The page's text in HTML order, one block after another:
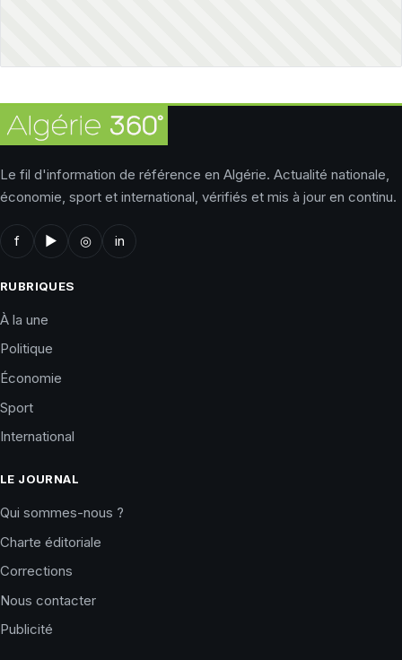
Le fil d'information de référence en Algérie. Actualité nationale,
économie, sport et international, vérifiés et mis à jour en continu.
f ▶ ◎ in
RUBRIQUES
À la une
Politique
Économie
Sport
International
LE JOURNAL
Qui sommes-nous ?
Charte éditoriale
Corrections
Nous contacter
Publicité